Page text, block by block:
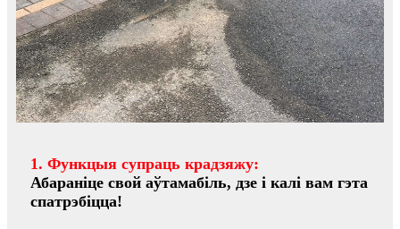
1. Функцыя супраць крадзяжу:
Абараніце свой аўтамабіль, дзе і калі вам гэта
спатрэбіцца!